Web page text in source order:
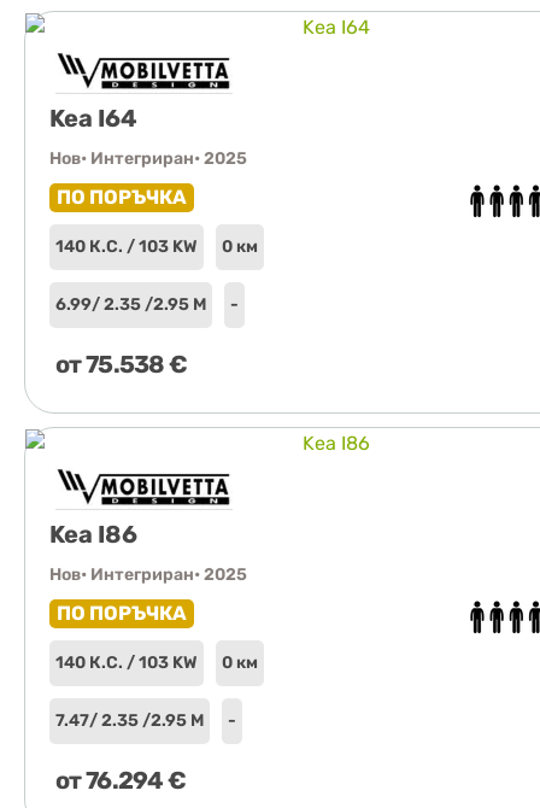
Kea I64
Нов• Интегриран• 2025
ПО ПОРЪЧКА
140 К.С. / 103 KW 0 км
6.99/ 2.35 /2.95 М -
от75.538€
Kea I86
Нов• Интегриран• 2025
ПО ПОРЪЧКА
140 К.С. / 103 KW 0 км
7.47/ 2.35 /2.95 М -
от76.294€